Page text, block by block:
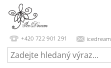
+420 722 901 291